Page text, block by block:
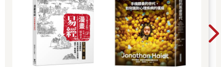
機會，前往印度4年，攻讀資訊科技相關學位。畢業後，他回到烏
干達的首都坎帕拉（Kampala），成為自由工作者，從事修電
腦、裝設路由器和網路線等工作。
隨著新冠疫情來襲，生活一切停擺，生計也陷入危機。因此到了
2020年11月，他決定搬到杜拜生活。一到杜拜，他就發現這裡的
生活非常辛苦：「我什麼都做……還算是自由接案吧。像是一些